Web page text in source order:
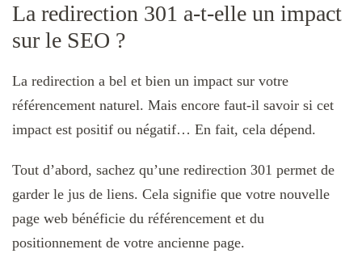
La redirection 301 a-t-elle un impact
sur le SEO ?
La redirection a bel et bien un impact sur votre
référencement naturel. Mais encore faut-il savoir si cet
impact est positif ou négatif… En fait, cela dépend.
Tout d’abord, sachez qu’une redirection 301 permet de
garder le jus de liens. Cela signifie que votre nouvelle
page web bénéficie du référencement et du
positionnement de votre ancienne page.